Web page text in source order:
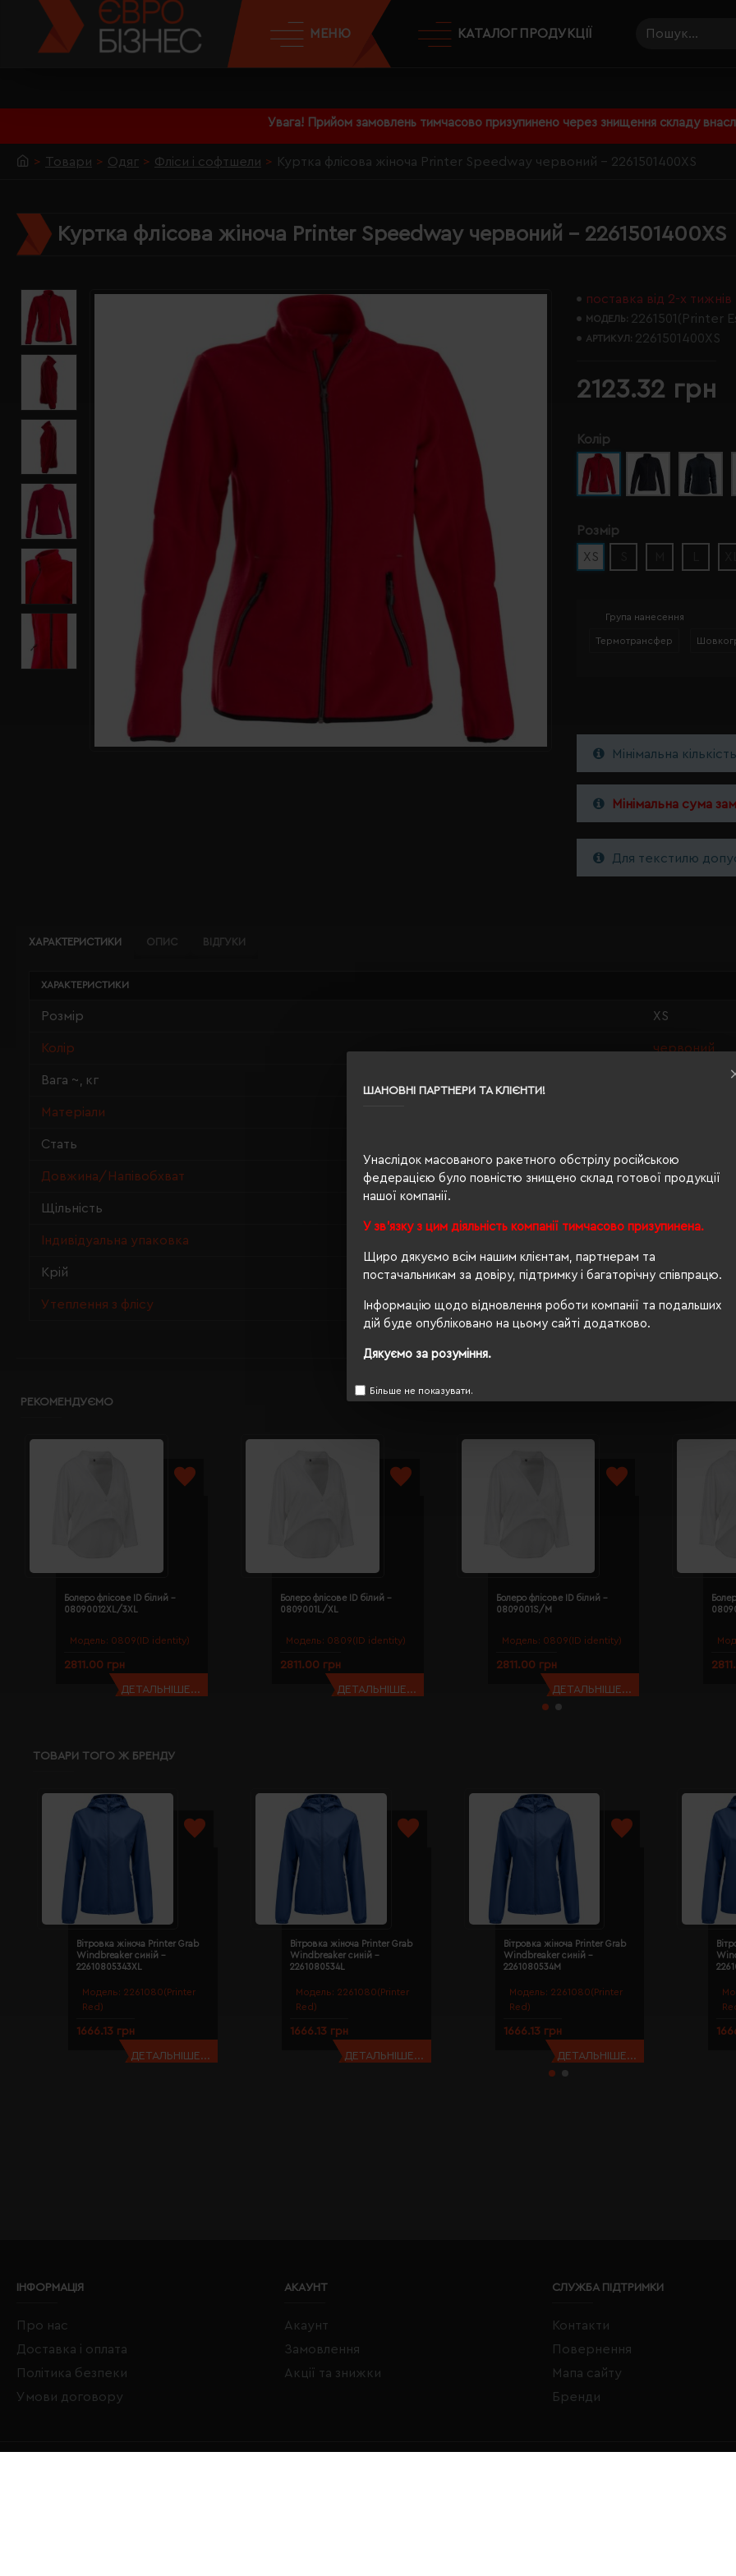
ШАНОВНІ ПАРТНЕРИ ТА КЛІЄНТИ!
Унаслідок масованого ракетного обстрілу російською
федерацією було повністю знищено склад готової продукції
нашої компанії.
У зв'язку з цим діяльність компанії тимчасово призупинена.
Щиро дякуємо всім нашим клієнтам, партнерам та
постачальникам за довіру, підтримку і багаторічну співпрацю.
Інформацію щодо відновлення роботи компанії та подальших
дій буде опубліковано на цьому сайті додатково.
Дякуємо за розуміння.
Більше не показувати.
Увага! Прийом замовлень тимчасово призупинено через знищення складу
МЕНЮ КАТАЛОГ ПРОДУКЦІЇ
Товари Одяг Фліси і софтшели Куртка флісова жіноча Printer Speedway червоний - 2261501400XS
Куртка флісова жіноча Printer Speedway червоний - 2261501400XS
поставка від 2-х тижнів
МОДЕЛЬ: 2261501(Printer
АРТИКУЛ: 2261501400XS
2123.32 грн
Колір
Розмір
XS
Група нанесення
Термотрансфер
Мінімальна
Мінімальна сума
Для текстилю
ХАРАКТЕРИСТИКИ ОПИС ВІДГУКИ
ХАРАКТЕРИСТИКИ
Розмір XS
Колір червоний
Вага ~, кг
Матеріали
Стать
Довжина/Напівобхват 63/44
Щільність
Індивідуальна упаковка
Крій приталений
Утеплення з флісу так
РЕКОМЕНДУЄМО
Модель: 0809(ID identity)
Болеро флісове ID білий -
08090012XL/3XL
2811.00 грн
ДЕТАЛЬНІШЕ...
Модель: 0809(ID identity)
Болеро флісове ID білий -
0809001L/XL
2811.00 грн
ДЕТАЛЬНІШЕ...
Модель: 0809(ID identity)
Болеро флісове ID білий -
0809001S/M
2811.00 грн
ДЕТАЛЬНІШЕ...
ТОВАРИ ТОГО Ж БРЕНДУ
Модель: 2261080(Printer
Red)
Вітровка жіноча Printer Grab
Windbreaker синій -
22610805343XL
1666.13 грн
ДЕТАЛЬНІШЕ...
Модель: 2261080(Printer
Red)
Вітровка жіноча Printer Grab
Windbreaker синій -
2261080534L
1666.13 грн
ДЕТАЛЬНІШЕ...
Модель: 2261080(Printer
Red)
Вітровка жіноча Printer Grab
Windbreaker синій -
2261080534M
1666.13 грн
ДЕТАЛЬНІШЕ...
ІНФОРМАЦІЯ
Про нас
Доставка і оплата
Політика безпеки
Умови договору
АКАУНТ
Акаунт
Замовлення
Акції та знижки
СЛУЖБА ПІДТРИМКИ
Контакти
Повернення
Мапа сайту
Бренди